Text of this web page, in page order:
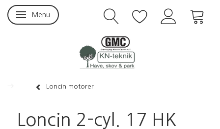
Skifte navigation
Menu
Loncin motorer
Loncin 2-cyl. 17 HK